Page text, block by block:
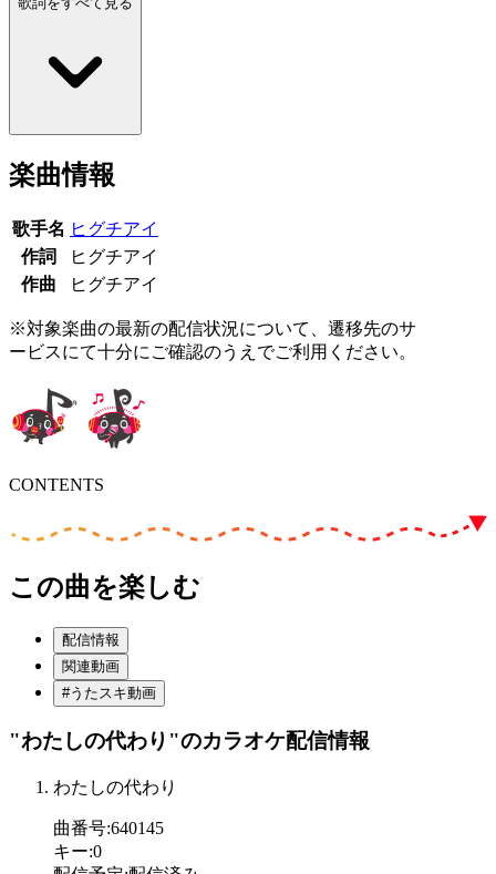
楽曲情報
歌手名 ヒグチアイ
作詞
ヒグチアイ
作曲
ヒグチアイ
※対象楽曲の最新の配信状況について、遷移先のサ
ービスにて十分にご確認のうえでご利用ください。
CONTENTS
この曲を楽しむ
配信情報
関連動画
#うたスキ動画
"わたしの代わり"のカラオケ配信情報
わたしの代わり
曲番号:640145
キー:0